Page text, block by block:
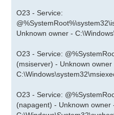
O23 - Service:
Unknown owner -
O23 - Service:
(msiserver) - Unknown owner
O23 - Service:
(napagent) - Unknown owner